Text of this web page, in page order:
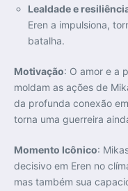
Lealdade e
Eren a impulsiona,
batalha.
Motivação: O amor e a
moldam as ações de
da profunda conexão
torna uma guerreira
Momento Icônico:
decisivo em Eren no
mas também sua